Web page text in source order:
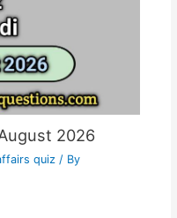
2026
quiz/ By